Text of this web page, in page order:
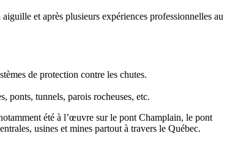
et après plusieurs expériences professionnelles au
de protection contre les chutes.
ponts, tunnels, parois rocheuses, etc.
été à l’œuvre sur le pont Champlain, le pont
usines et mines partout à travers le Québec.